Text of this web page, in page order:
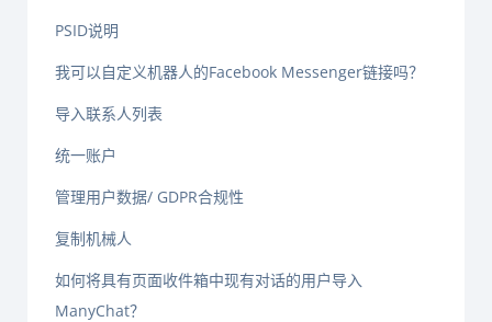
PSID说明
我可以自定义机器人的Facebook Messenger链接吗？
导入联系人列表
统一账户
管理用户数据/ GDPR合规性
复制机械人
如何将具有页面收件箱中现有对话的用户导入
ManyChat？